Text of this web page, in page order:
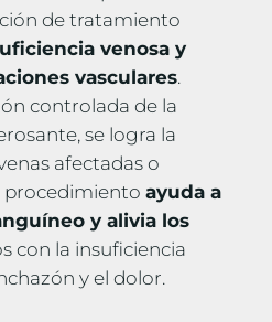
de tratamiento
venosa y
vasculares.
controlada de la
se logra la
afectadas o
procedimiento ayuda a
y alivia los
con la insuficiencia
y el dolor.